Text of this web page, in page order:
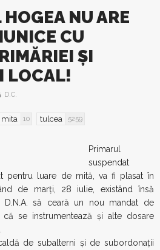
NU ARE
CU
ŞI
LOCAL!
D.C.
mita 10 tulcea 5259
Primarul
suspendat
pentru luare de mită, va fi plasat în
de marţi, 28 iulie, existând însă
D.N.A. să ceară un nou mandat de
că se instrumentează şi alte dosare
de subalterni şi de subordonaţii